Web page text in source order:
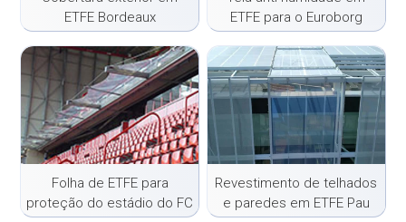
ETFE Bordeaux
ETFE para o Euroborg
Folha de ETFE para
proteção do estádio do FC
Revestimento de telhados
e paredes em ETFE Pau